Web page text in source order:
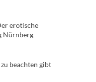
erotische
Nürnberg
beachten gibt